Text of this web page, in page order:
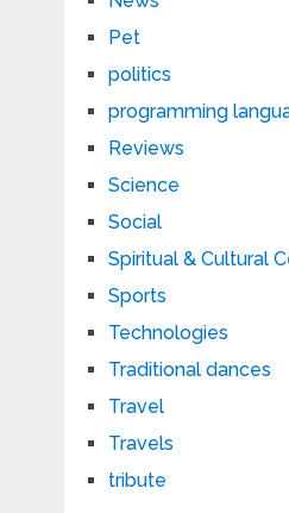
Pet
politics
programming
Reviews
Science
Social
Spiritual & Cultural
Sports
Technologies
Traditional dances
Travel
Travels
tribute